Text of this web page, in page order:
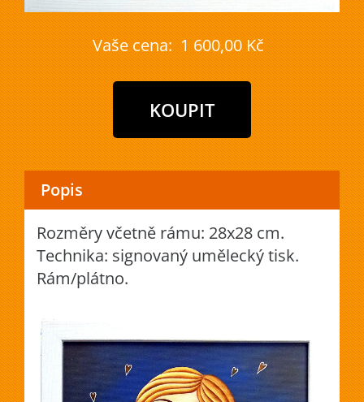
Vaše cena: 1 600,00 Kč
Popis
Rozměry včetně rámu: 28x28 cm.
Technika: signovaný umělecký tisk.
Rám/plátno.